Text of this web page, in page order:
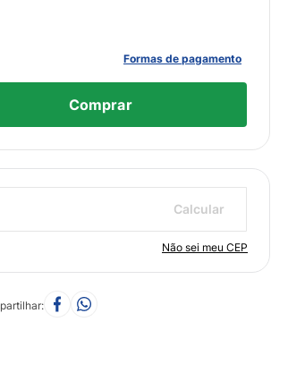
Formas de pagamento
Comprar
Não sei meu CEP
Calcular